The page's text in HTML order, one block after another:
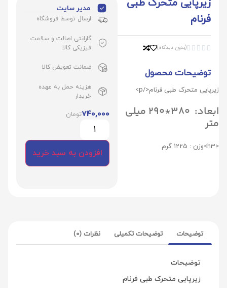
زیرپایی متحرک طبی
فرنام




(بدون دیدگاه)
توضیحات محصول
زیرپایی متحرک طبی فرنام</p>
ابعاد: 380*290 میلی
متر
<h3>وزن : 1225 گرم
مدیر سایت
ارسال توسط فروشگاه
گارانتی اصالت و سلامت
فیزیکی کالا
ضمانت تعویض کالا
هزینه حمل به عهده
خریدار
740,000تومان
افزودن به سبد خرید
توضیحات توضیحات تکمیلی نظرات (0)
توضیحات
زیرپایی متحرک طبی فرنام